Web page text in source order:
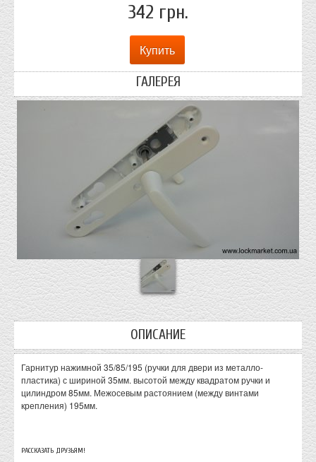
342 грн.
ГАЛЕРЕЯ
ОПИСАНИЕ
Гарнитур нажимной 35/85/195 (ручки для двери из металло-
пластика) с шириной 35мм. высотой между квадратом ручки и
цилиндром 85мм. Межосевым растоянием (между винтами
крепления) 195мм.
РАССКАЗАТЬ ДРУЗЬЯМ!